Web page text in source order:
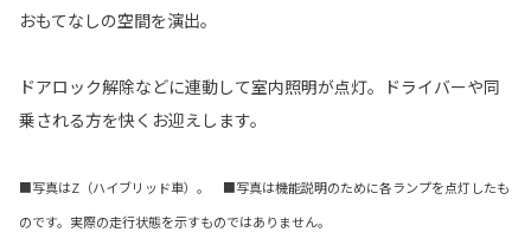
おもてなしの空間を演出。
ドアロック解除などに連動して室内照明が点灯。ドライバーや同
乗される方を快くお迎えします。
■写真はZ（ハイブリッド車）。 ■写真は機能説明のために各ランプを点灯したも
のです。実際の走行状態を示すものではありません。